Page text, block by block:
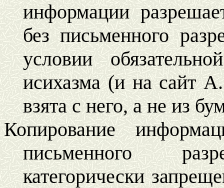
информации
без письменного
условии
исихазма (и на сайт А.
взята с него, а не из
Копирование
письменного
категорически